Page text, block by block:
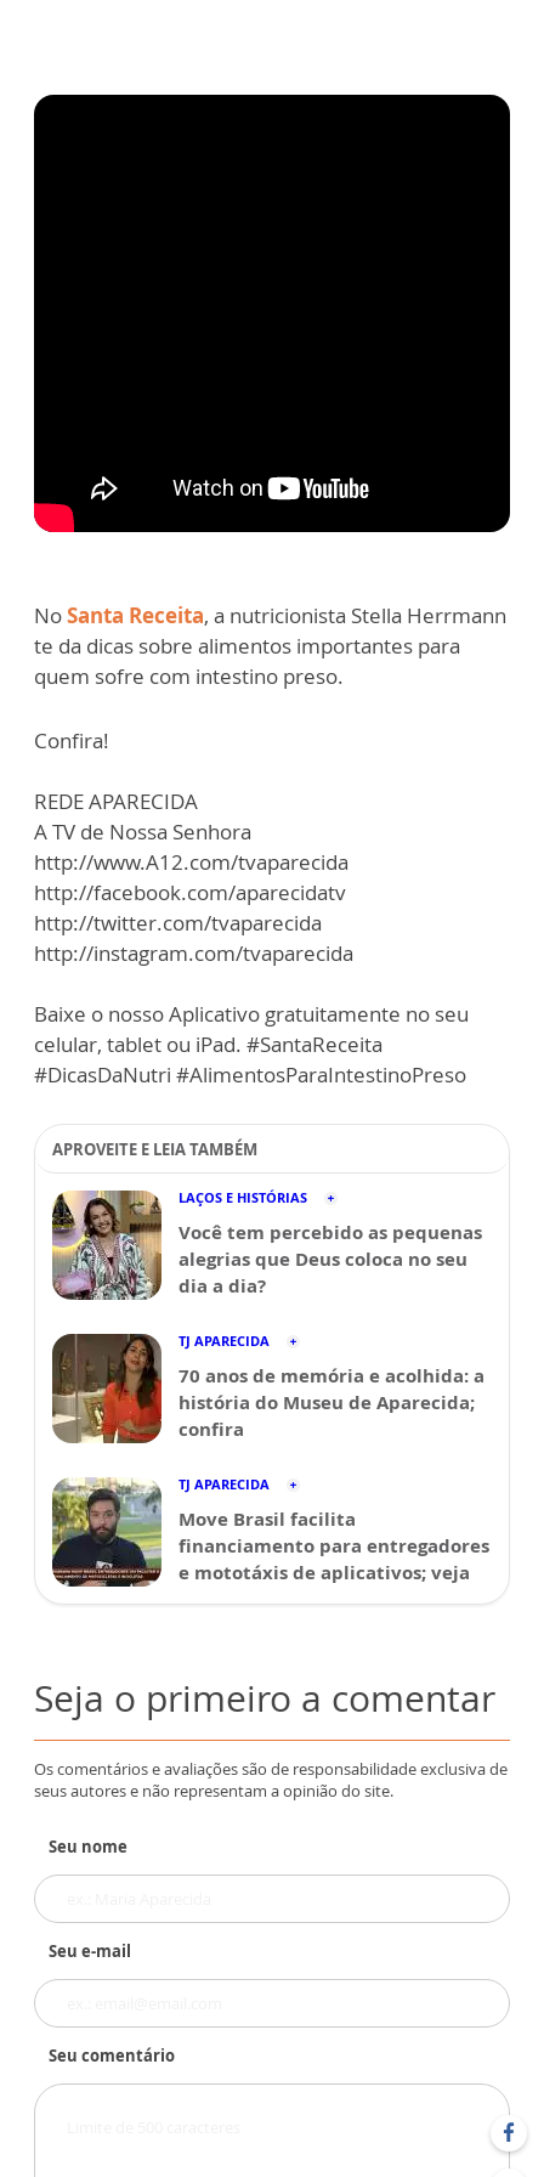
NoSanta Receita, a nutricionista Stella Herrmann
te da dicas sobre alimentos importantes para
quem sofre com intestino preso.
Confira!
REDE APARECIDA
A TV de Nossa Senhora
http://www.A12.com/tvaparecida
http://facebook.com/aparecidatv
http://twitter.com/tvaparecida
http://instagram.com/tvaparecida
Baixe o nosso Aplicativo gratuitamente no seu
celular, tablet ou iPad. #SantaReceita
#DicasDaNutri #AlimentosParaIntestinoPreso
APROVEITE E LEIA TAMBÉM
LAÇOS E HISTÓRIAS
Você tem percebido as pequenas
alegrias que Deus coloca no seu
dia a dia?
TJ APARECIDA
70 anos de memória e acolhida: a
história do Museu de Aparecida;
confira
TJ APARECIDA
Move Brasil facilita
financiamento para entregadores
e mototáxis de aplicativos; veja
Seja o primeiro a comentar
Os comentários e avaliações são de responsabilidade exclusiva de
seus autores e não representam a opinião do site.
Seu nome
Seu e-mail
Seu comentário